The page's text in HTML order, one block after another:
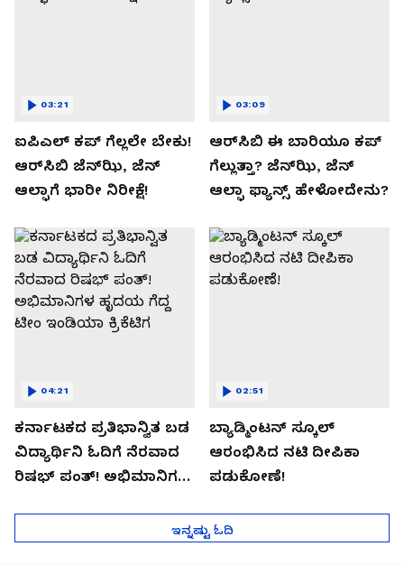
ಐಪಿಎಲ್ ಕಪ್‌ ಗೆಲ್ಲಲೇ ಬೇಕು!
ಆರ್‌ಸಿಬಿ ಜೆನ್‌ಝಿ, ಜೆನ್‌
ಆಲ್ಫಾಗೆ ಭಾರೀ ನಿರೀಕ್ಷೆ!
03:21
ಆರ್‌ಸಿಬಿ ಈ ಬಾರಿಯೂ ಕಪ್‌
ಗೆಲ್ಲುತ್ತಾ? ಜೆನ್‌ಝಿ, ಜೆನ್‌
ಆಲ್ಫಾ ಫ್ಯಾನ್ಸ್ ಹೇಳೋದೇನು?
03:09
ಕರ್ನಾಟಕದ ಪ್ರತಿಭಾನ್ವಿತ ಬಡ
ವಿದ್ಯಾರ್ಥಿನಿ ಓದಿಗೆ ನೆರವಾದ
ರಿಷಭ್ ಪಂತ್! ಅಭಿಮಾನಿಗಳ
04:21
ಬ್ಯಾಡ್ಮಿಂಟನ್ ಸ್ಕೂಲ್​
ಆರಂಭಿಸಿದ ನಟಿ ದೀಪಿಕಾ
ಪಡುಕೋಣೆ!
02:51
ಇನ್ನಷ್ಟು ಓದಿ